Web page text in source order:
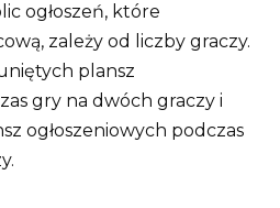
ogłoszeń, które
zależy od liczby graczy.
plansz
gry na dwóch graczy i
ogłoszeniowych podczas